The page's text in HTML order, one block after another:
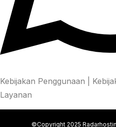
Kebijakan Penggunaan
Layanan
©Copyright 2025